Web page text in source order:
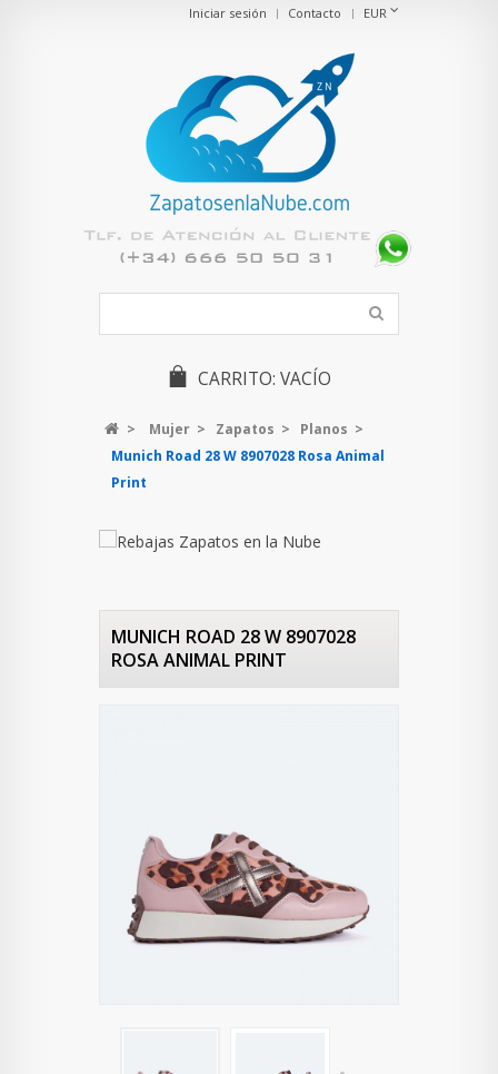
EUR
Contacto
Iniciar sesión
CARRITO: VACÍO
> Mujer > Zapatos > Planos >
Munich Road 28 W 8907028 Rosa Animal
Print
MUNICH ROAD 28 W 8907028
ROSA ANIMAL PRINT